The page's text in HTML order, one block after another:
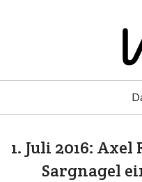
1. Juli 2016:
Sargnagel